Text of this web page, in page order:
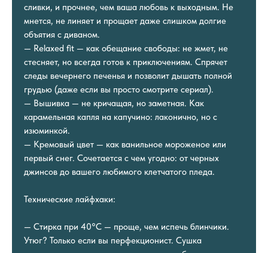
сливки, и прочнее, чем ваша любовь к выходным. Не
мнется, не линяет и прощает даже слишком долгие
объятия с диваном.
— Relaxed fit — как обещание свободы: не жмет, не
стесняет, но всегда готов к приключениям. Спрячет
следы вечернего печенья и позволит дышать полной
грудью (даже если вы просто смотрите сериал).
— Вышивка — не кричащая, но заметная. Как
карамельная капля на капучино: лаконично, но с
изюминкой.
— Кремовый цвет — как ванильное мороженое или
первый снег. Сочетается с чем угодно: от черных
джинсов до вашего любимого клетчатого пледа.
Технические лайфхаки:
— Стирка при 40°C — проще, чем испечь блинчики.
Утюг? Только если вы перфекционист. Сушка